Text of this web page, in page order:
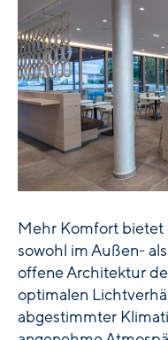
Mehr Komfort bietet
sowohl im Außen-
offene Architektur
optimalen
abgestimmter